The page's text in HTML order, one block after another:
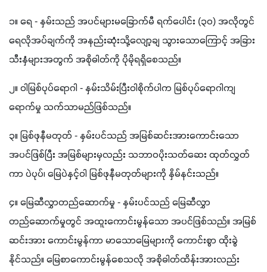
၁။ ရေ - နှမ်းသည် အပင်များမခြောက်မီ ရက်ပေါင်း (၃၀) အလိုတွင်
ရေလိုအပ်ချက်ကို အနည်းဆုံးသို့လျော့ချ သွားသောကြောင့် အခြား
သီးနှံများအတွက် အစိုဓါတ်ကို ပိုမိုရရှိစေသည်။
၂။ ဝါမြစ်ပုပ်ရောဂါ - နှမ်းသိမ်းပြီးဝါစိုက်ပါက မြစ်ပုပ်ရောဂါကျ
ရောက်မှု သက်သာမည်ဖြစ်သည်။
၃။ မြစ်ဖုနီမတုတ် - နှမ်းပင်သည် အမြစ်ဆင်းအားကောင်းသော
အပင်ဖြစ်ပြီး အမြစ်များမှလည်း သဘာဝပိုးသတ်ဆေး ထုတ်လွှတ်
ကာ ပဲပုပ်၊ မြေပဲနှင့်ဝါ မြစ်ဖုနီမတုတ်များကို နှိမ်နင်းသည်။
၄။ မြေဆီလွှာတည်ဆောက်မှု - နှမ်းပင်သည် မြေဆီလွှာ
တည်ဆောက်မှုတွင် အထူးကောင်းမွန်သော အပင်ဖြစ်သည်။ အမြစ်
ဆင်းအား ကောင်းမွန်ကာ မာသောမြေများကို ကောင်းစွာ ထိုးခွဲ
နိုင်သည်။ မြေစာကောင်းမွန်စေသလို အစိုဓါတ်ထိန်းအားလည်း